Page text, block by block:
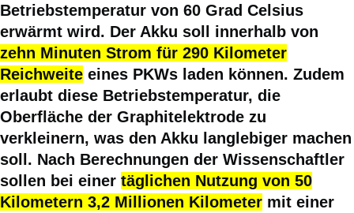
Betriebstemperatur von 60 Grad Celsius
erwärmt wird. Der Akku soll innerhalb von
zehn Minuten Strom für 290 Kilometer
Reichweite eines PKWs laden können. Zudem
erlaubt diese Betriebstemperatur, die
Oberfläche der Graphitelektrode zu
verkleinern, was den Akku langlebiger machen
soll. Nach Berechnungen der Wissenschaftler
sollen bei einer täglichen Nutzung von 50
Kilometern 3,2 Millionen Kilometer mit einer